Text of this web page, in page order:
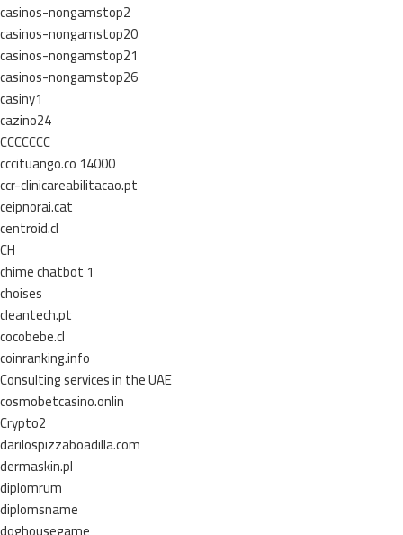
casinos-nongamstop2
casinos-nongamstop20
casinos-nongamstop21
casinos-nongamstop26
casiny1
cazino24
CCCCCCC
cccituango.co 14000
ccr-clinicareabilitacao.pt
ceipnorai.cat
centroid.cl
CH
chime chatbot 1
choises
cleantech.pt
cocobebe.cl
coinranking.info
Consulting services in the UAE
cosmobetcasino.onlin
Crypto2
darilospizzaboadilla.com
dermaskin.pl
diplomrum
diplomsname